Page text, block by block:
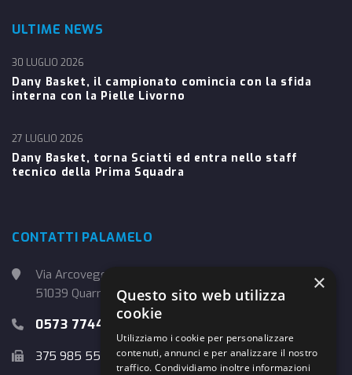
ULTIME NEWS
Dany Basket, il campionato comincia con la sfida
interna con la Pielle Livorno
30 LUGLIO 2026
Dany Basket, torna Sciatti ed entra nello staff
tecnico della Prima Squadra
27 LUGLIO 2026
CONTATTI PALAMELO
Via Arcoveggio, 4
51039 Quarrata (PT)
0573 774457
375 985 5526
×
Questo sito web utilizza
cookie
Utilizziamo i cookie per personalizzare
contenuti, annunci e per analizzare il nostro
traffico. Condividiamo inoltre informazioni